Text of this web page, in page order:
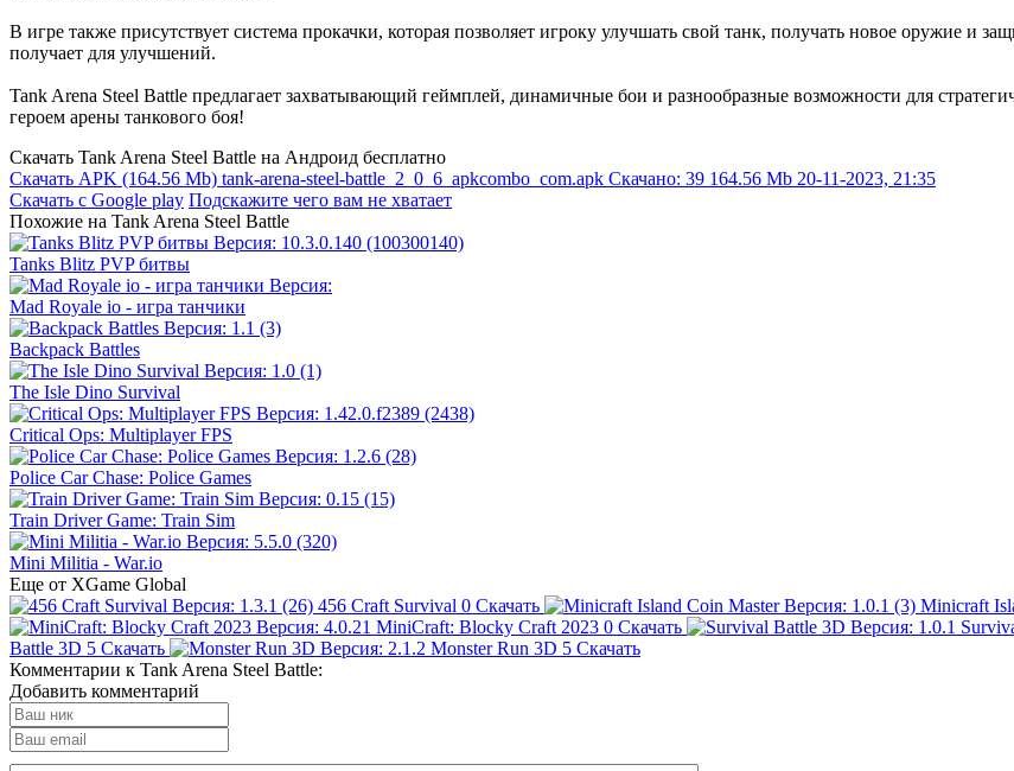
В игре также присутствует система прокачки, которая позволяет игроку улучшать свой танк, получать новое оружие и
получает для улучшений.
Tank Arena Steel Battle предлагает захватывающий геймплей, динамичные бои и разнообразные возможности для
героем арены танкового боя!
Скачать Tank Arena Steel Battle на Андроид бесплатно
Скачать APK (164.56 Mb) tank-arena-steel-battle_2_0_6_apkcombo_com.apk Скачано: 39 164.56 Mb 20-11-2023, 21:35
Скачать с Google play Подскажите чего вам не хватает
Похожие на Tank Arena Steel Battle
Tanks Blitz PVP битвы
Mad Royale io - игра танчики
Backpack Battles
The Isle Dino Survival
Critical Ops: Multiplayer FPS
Police Car Chase: Police Games
Train Driver Game: Train Sim
Mini Militia - War.io
Еще от XGame Global
456 Craft Survival 0 Скачать Minicraft
MiniCraft: Blocky Craft 2023 0 Скачать
Battle 3D 5 Скачать Monster Run 3D 5 Скачать
Комментарии к Tank Arena Steel Battle:
Добавить комментарий